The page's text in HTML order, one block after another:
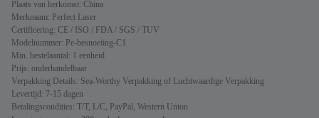
Plaats van herkomst: China
Merknaam: Perfect Laser
Certificering: CE / ISO / FDA / SGS / TUV
Modelnummer: Pe-besnoeiing-C1
Min. bestelaantal: 1 eenheid
Prijs: onderhandelbaar
Verpakking Details: Sea-Worthy Verpakking of Luchtwaardige Verpakking
Levertijd: 7-15 dagen
Betalingscondities: T/T, L/C, PayPal, Western Union